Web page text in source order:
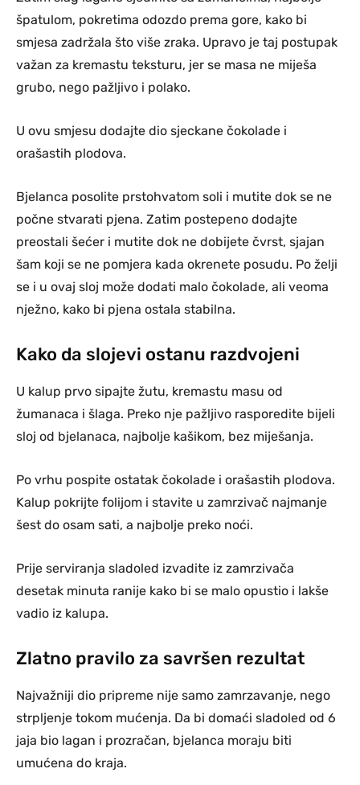
špatulom, pokretima odozdo prema gore, kako bi
smjesa zadržala što više zraka. Upravo je taj postupak
važan za kremastu teksturu, jer se masa ne miješa
grubo, nego pažljivo i polako.
U ovu smjesu dodajte dio sjeckane čokolade i
orašastih plodova.
Bjelanca posolite prstohvatom soli i mutite dok se ne
počne stvarati pjena. Zatim postepeno dodajte
preostali šećer i mutite dok ne dobijete čvrst, sjajan
šam koji se ne pomjera kada okrenete posudu. Po želji
se i u ovaj sloj može dodati malo čokolade, ali veoma
nježno, kako bi pjena ostala stabilna.
Kako da slojevi ostanu razdvojeni
U kalup prvo sipajte žutu, kremastu masu od
žumanaca i šlaga. Preko nje pažljivo rasporedite bijeli
sloj od bjelanaca, najbolje kašikom, bez miješanja.
Po vrhu pospite ostatak čokolade i orašastih plodova.
Kalup pokrijte folijom i stavite u zamrzivač najmanje
šest do osam sati, a najbolje preko noći.
Prije serviranja sladoled izvadite iz zamrzivača
desetak minuta ranije kako bi se malo opustio i lakše
vadio iz kalupa.
Zlatno pravilo za savršen rezultat
Najvažniji dio pripreme nije samo zamrzavanje, nego
strpljenje tokom mućenja. Da bi domaći sladoled od 6
jaja bio lagan i prozračan, bjelanca moraju biti
umućena do kraja.